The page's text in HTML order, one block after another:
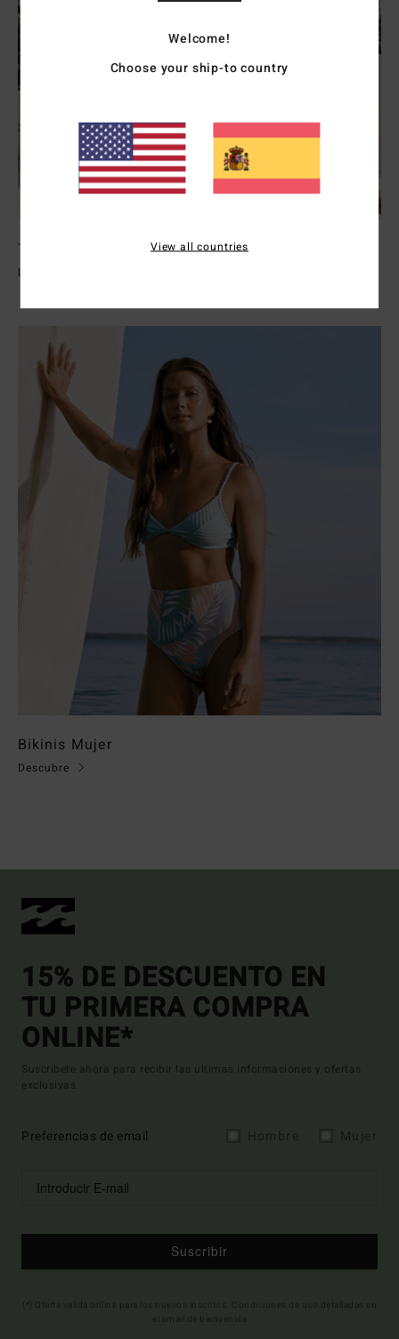
Trajes de surf Mujer
Descubre
Bikinis Mujer
Descubre
15% DE DESCUENTO EN
TU PRIMERA COMPRA
ONLINE*
Suscríbete ahora para recibir las ultimas informaciones y ofertas
exclusivas.
Preferencias de email
Suscribir
Welcome!
Choose your ship-to country
View all countries